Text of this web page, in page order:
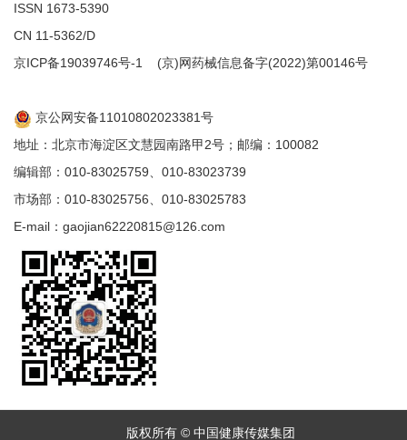
ISSN 1673-5390
CN 11-5362/D
京ICP备19039746号-1 (京)网药械信息备字(2022)第00146号
京公网安备11010802023381号
地址：北京市海淀区文慧园南路甲2号；邮编：100082
编辑部：010-83025759、010-83023739
市场部：010-83025756、010-83025783
E-mail：gaojian62220815@126.com
版权所有 © 中国健康传媒集团